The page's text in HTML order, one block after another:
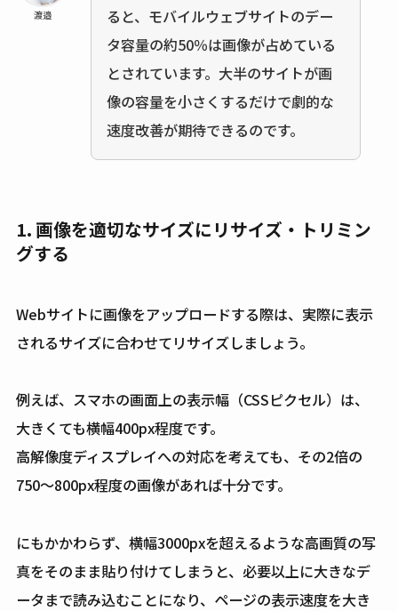
渡邉
ると、モバイルウェブサイトのデー
タ容量の約50％は画像が占めている
とされています。大半のサイトが画
像の容量を小さくするだけで劇的な
速度改善が期待できるのです。
1. 画像を適切なサイズにリサイズ・トリミン
グする
Webサイトに画像をアップロードする際は、実際に表示
されるサイズに合わせてリサイズしましょう。
例えば、スマホの画面上の表示幅（CSSピクセル）は、
大きくても横幅400px程度です。
高解像度ディスプレイへの対応を考えても、その2倍の
750〜800px程度の画像があれば十分です。
にもかかわらず、横幅3000pxを超えるような高画質の写
真をそのまま貼り付けてしまうと、必要以上に大きなデ
ータまで読み込むことになり、ページの表示速度を大き